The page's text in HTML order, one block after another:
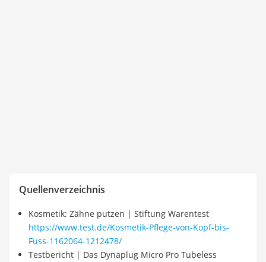
Quellenverzeichnis
Kosmetik: Zähne putzen | Stiftung Warentest
https://www.test.de/Kosmetik-Pflege-von-Kopf-bis-
Fuss-1162064-1212478/
Testbericht | Das Dynaplug Micro Pro Tubeless